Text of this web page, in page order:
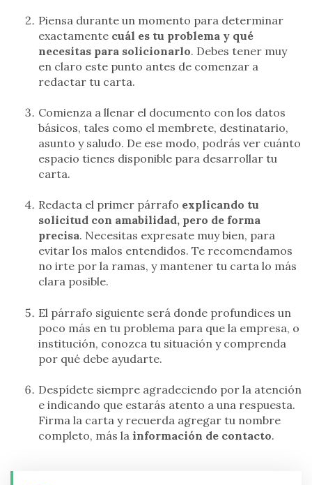
Piensa durante un momento para determinar
exactamente cuál es tu problema y qué
necesitas para solicionarlo. Debes tener muy
en claro este punto antes de comenzar a
redactar tu carta.
Comienza a llenar el documento con los datos
básicos, tales como el membrete, destinatario,
asunto y saludo. De ese modo, podrás ver cuánto
espacio tienes disponible para desarrollar tu
carta.
Redacta el primer párrafo explicando tu
solicitud con amabilidad, pero de forma
precisa. Necesitas expresate muy bien, para
evitar los malos entendidos. Te recomendamos
no irte por la ramas, y mantener tu carta lo más
clara posible.
El párrafo siguiente será donde profundices un
poco más en tu problema para que la empresa, o
institución, conozca tu situación y comprenda
por qué debe ayudarte.
Despídete siempre agradeciendo por la atención
e indicando que estarás atento a una respuesta.
Firma la carta y recuerda agregar tu nombre
completo, más la información de contacto.